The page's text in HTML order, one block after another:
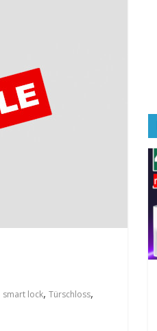
smart lock, Türschloss,